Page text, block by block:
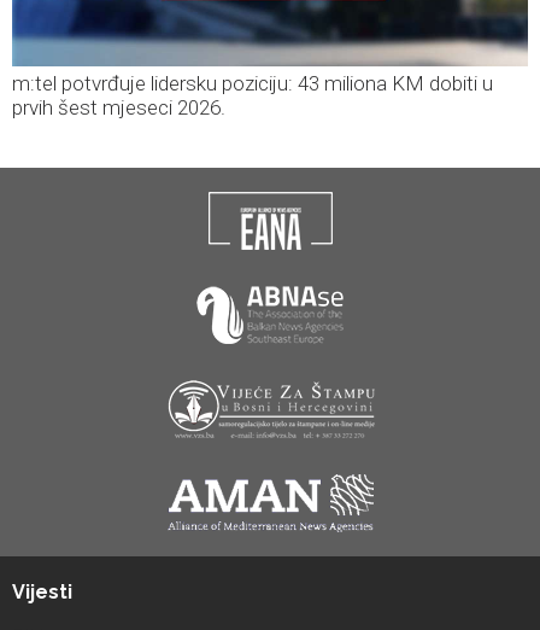
m:tel potvrđuje lidersku poziciju: 43 miliona KM dobiti u
prvih šest mjeseci 2026.
Vijesti